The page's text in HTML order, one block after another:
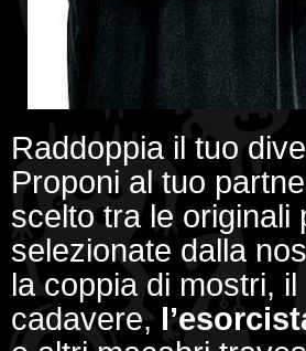
Raddoppia il tuo
Proponi al tuo
scelto tra le originali
selezionate dalla
la coppia di mostri,
cadavere,